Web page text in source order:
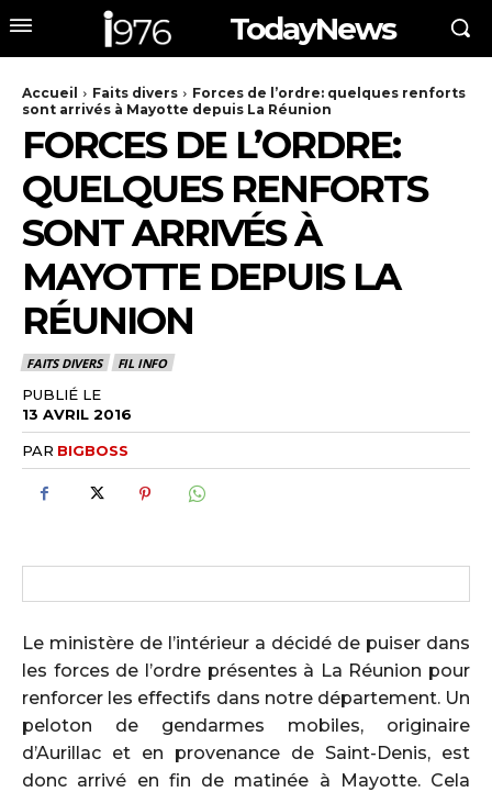
TodayNews
Accueil Faits divers
Forces de l’ordre: quelques renforts
sont arrivés à Mayotte depuis La Réunion
FORCES DE L’ORDRE:
QUELQUES RENFORTS
SONT ARRIVÉS À
MAYOTTE DEPUIS LA
RÉUNION
FAITS DIVERS FIL INFO
PUBLIÉ LE
13 AVRIL 2016
PAR BIGBOSS
Le ministère de l’intérieur a décidé de puiser dans
les forces de l’ordre présentes à La Réunion pour
renforcer les effectifs dans notre département. Un
peloton de gendarmes mobiles, originaire
d’Aurillac et en provenance de Saint-Denis, est
donc arrivé en fin de matinée à Mayotte. Cela